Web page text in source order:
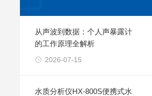
从声波到数据：个人声暴露计
的工作原理全解析
2026-07-15
水质分析仪HX-800S便携式水